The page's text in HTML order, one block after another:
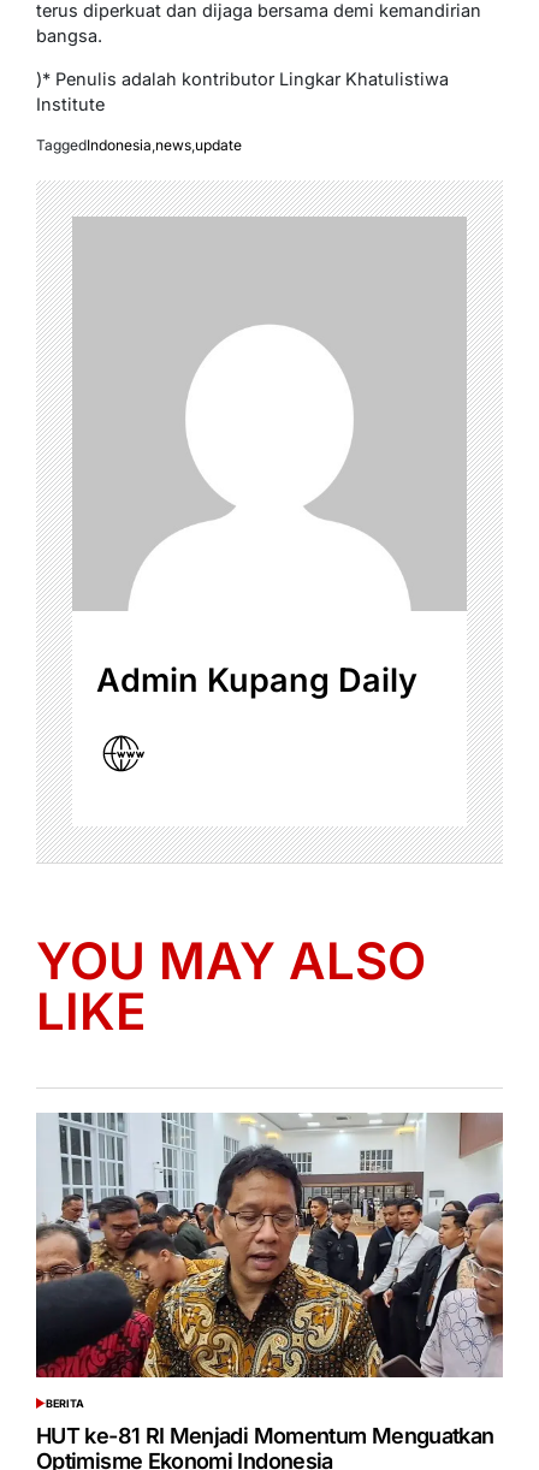
terus diperkuat dan dijaga bersama demi kemandirian
bangsa.
)* Penulis adalah kontributor Lingkar Khatulistiwa
Institute
TaggedIndonesia news update
Admin Kupang Daily
YOU MAY ALSO
LIKE
POSTED
IN
BERITA
HUT ke-81 RI Menjadi Momentum Menguatkan
Optimisme Ekonomi Indonesia